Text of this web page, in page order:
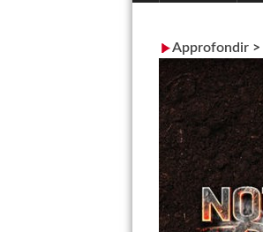
Approfondir>